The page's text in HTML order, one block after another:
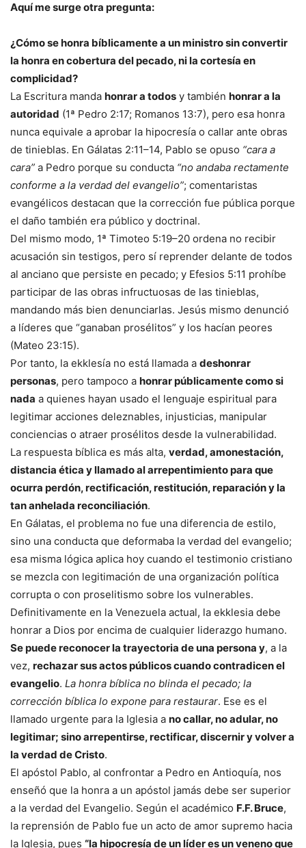
Aquí me surge otra pregunta:
¿Cómo se honra bíblicamente a un ministro sin convertir
la honra en cobertura del pecado, ni la cortesía en
complicidad?
La Escritura manda honrar a todos y también honrar a la
autoridad (1ª Pedro 2:17; Romanos 13:7), pero esa honra
nunca equivale a aprobar la hipocresía o callar ante obras
de tinieblas. En Gálatas 2:11–14, Pablo se opuso “cara a
cara” a Pedro porque su conducta “no andaba rectamente
conforme a la verdad del evangelio”; comentaristas
evangélicos destacan que la corrección fue pública porque
el daño también era público y doctrinal.
Del mismo modo, 1ª Timoteo 5:19–20 ordena no recibir
acusación sin testigos, pero sí reprender delante de todos
al anciano que persiste en pecado; y Efesios 5:11 prohíbe
participar de las obras infructuosas de las tinieblas,
mandando más bien denunciarlas. Jesús mismo denunció
a líderes que “ganaban prosélitos” y los hacían peores
(Mateo 23:15).
Por tanto, la ekklesía no está llamada a deshonrar
personas, pero tampoco a honrar públicamente como si
nada a quienes hayan usado el lenguaje espiritual para
legitimar acciones deleznables, injusticias, manipular
conciencias o atraer prosélitos desde la vulnerabilidad.
La respuesta bíblica es más alta, verdad, amonestación,
distancia ética y llamado al arrepentimiento para que
ocurra perdón, rectificación, restitución, reparación y la
tan anhelada reconciliación.
En Gálatas, el problema no fue una diferencia de estilo,
sino una conducta que deformaba la verdad del evangelio;
esa misma lógica aplica hoy cuando el testimonio cristiano
se mezcla con legitimación de una organización política
corrupta o con proselitismo sobre los vulnerables.
Definitivamente en la Venezuela actual, la ekklesia debe
honrar a Dios por encima de cualquier liderazgo humano.
Se puede reconocer la trayectoria de una persona y, a la
vez, rechazar sus actos públicos cuando contradicen el
evangelio. La honra bíblica no blinda el pecado; la
corrección bíblica lo expone para restaurar. Ese es el
llamado urgente para la Iglesia a no callar, no adular, no
legitimar; sino arrepentirse, rectificar, discernir y volver a
la verdad de Cristo.
El apóstol Pablo, al confrontar a Pedro en Antioquía, nos
enseñó que la honra a un apóstol jamás debe ser superior
a la verdad del Evangelio. Según el académico F.F. Bruce,
la reprensión de Pablo fue un acto de amor supremo hacia
la Iglesia, pues “la hipocresía de un líder es un veneno que